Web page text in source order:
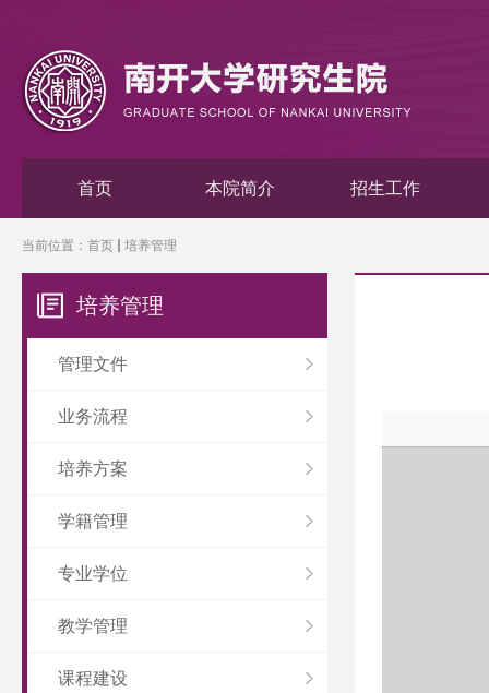
首页 本院简介 招生工作
当前位置： 首页 培养管理
培养管理
管理文件
业务流程
培养方案
学籍管理
专业学位
教学管理
课程建设